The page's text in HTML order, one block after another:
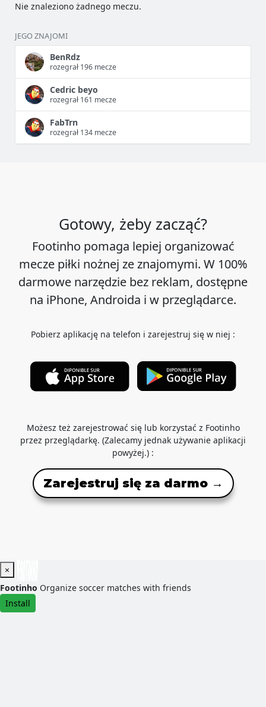
Nie znaleziono żadnego meczu.
JEGO ZNAJOMI
BenRdz
rozegrał 196 mecze
Cedric beyo
rozegrał 161 mecze
FabTrn
rozegrał 134 mecze
Gotowy, żeby zacząć?
Footinho pomaga lepiej organizować
mecze piłki nożnej ze znajomymi. W 100%
darmowe narzędzie bez reklam, dostępne
na iPhone, Androida i w przeglądarce.
Pobierz aplikację na telefon i zarejestruj się w niej :
Możesz też zarejestrować się lub korzystać z Footinho
przez przeglądarkę. (Zalecamy jednak używanie aplikacji
powyżej.) :
Zarejestruj się za darmo →
×
Footinho Organize soccer matches with friends
Install